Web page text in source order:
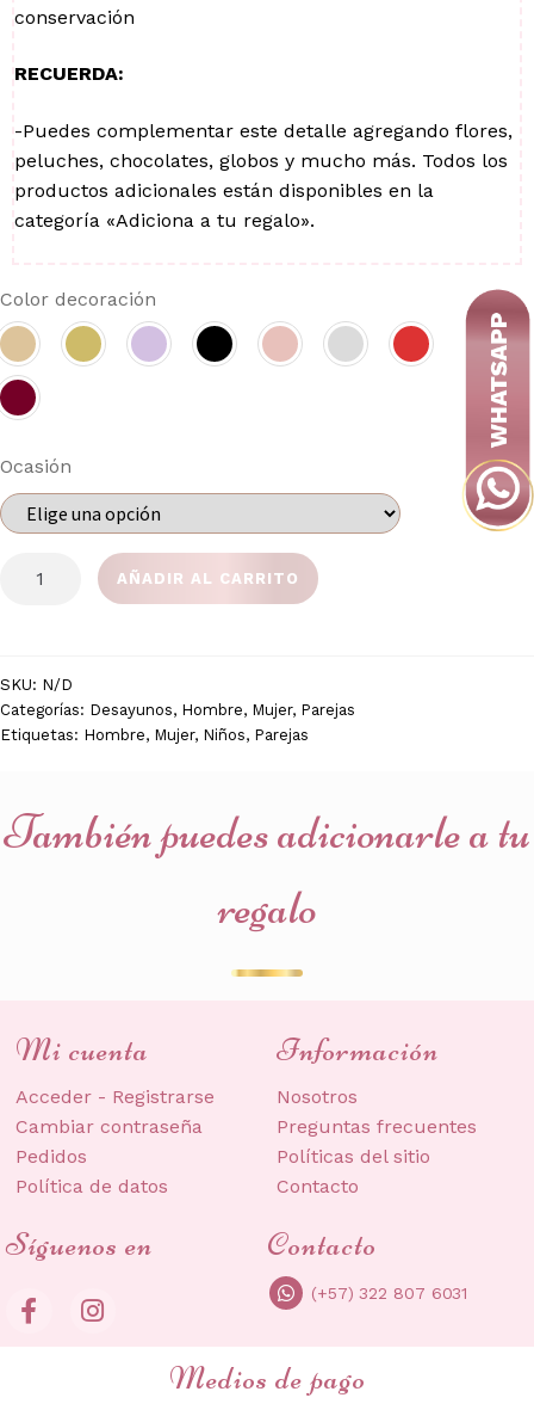
conservación
RECUERDA:
-Puedes complementar este detalle agregando flores,
peluches, chocolates, globos y mucho más. Todos los
productos adicionales están disponibles en la
categoría «Adiciona a tu regalo».
Color decoración
Ocasión
AÑADIR AL CARRITO
SKU: N/D
Categorías: Desayunos, Hombre, Mujer, Parejas
Etiquetas: Hombre, Mujer, Niños, Parejas
También puedes adicionarle a tu
regalo
Contacto
(+57) 322 807 6031
Síguenos en
Información
Nosotros
Preguntas frecuentes
Políticas del sitio
Contacto
Mi cuenta
Acceder - Registrarse
Cambiar contraseña
Pedidos
Política de datos
Medios de pago